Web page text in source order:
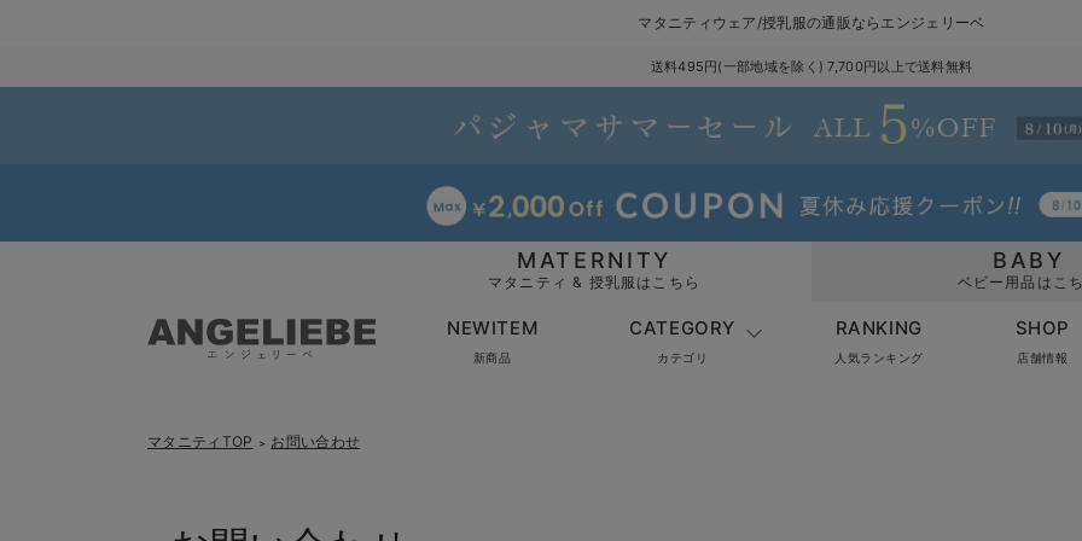
マタニティウェア/授乳服の通販ならエンジェリーベ
送料495円(一部地域を除く) 7,700円以上で送料無料
MATERNITY
マタニティ & 授乳服はこちら
BABY
ベビー用品はこ
NEWITEM
新商品
CATEGORY
カテゴリ
RANKING
人気ランキング
SHOP
店舗情報
マタニティTOP ＞ お問い合わせ